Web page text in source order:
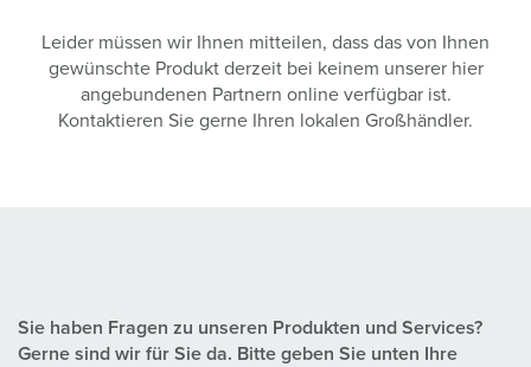
Leider müssen wir Ihnen mitteilen, dass das von Ihnen
gewünschte Produkt derzeit bei keinem unserer hier
angebundenen Partnern online verfügbar ist.
Kontaktieren Sie gerne Ihren lokalen Großhändler.
Sie haben Fragen zu unseren Produkten und Services?
Gerne sind wir für Sie da. Bitte geben Sie unten Ihre